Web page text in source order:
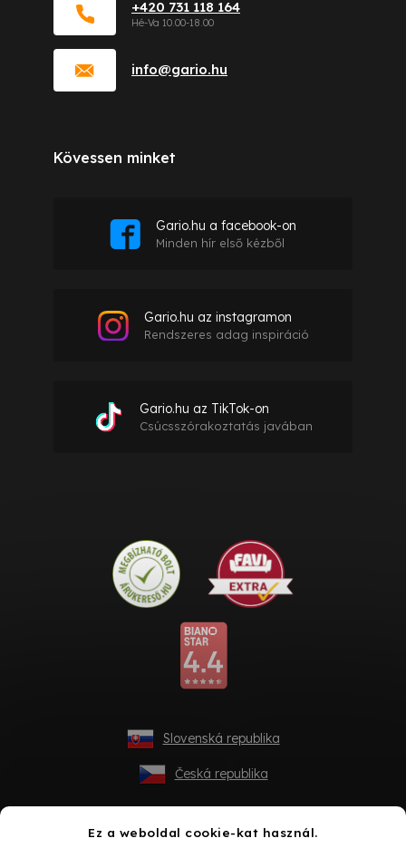
Ez a weboldal cookie-kat használ.
info@gario.hu
+420 731 118 164
Kövessen minket
Gario.hu a facebook-on
Minden hír első kézből
Gario.hu az instagramon
Rendszeres adag inspiráció
Gario.hu az TikTok-on
Csúcsszórakoztatás javában
Slovenská republika
Česká republika